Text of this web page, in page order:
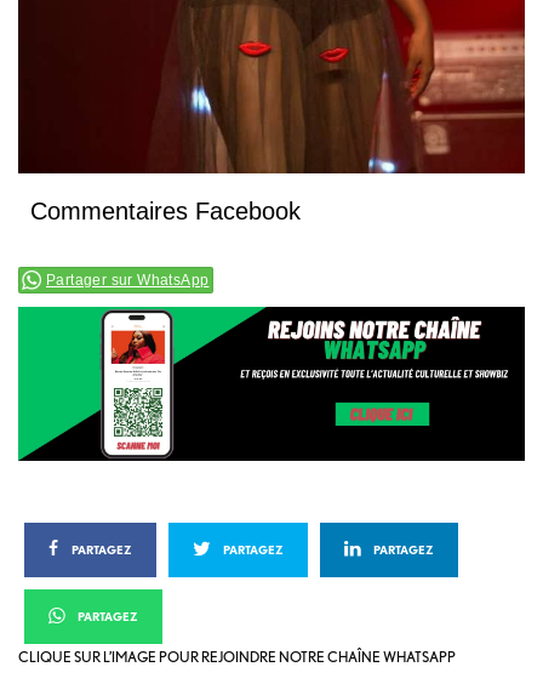
Commentaires Facebook
Partager sur WhatsApp
PARTAGEZ PARTAGEZ PARTAGEZ
PARTAGEZ
CLIQUE SUR L’IMAGE POUR REJOINDRE NOTRE CHAÎNE WHATSAPP